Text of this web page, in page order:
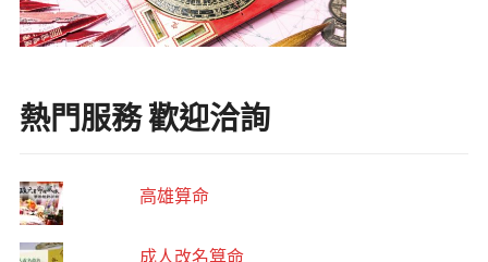
熱門服務 歡迎洽詢
高雄算命
成人改名算命